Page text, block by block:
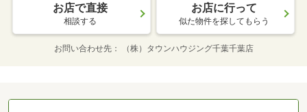
お店で直接
相談する
お店に行って
似た物件を探してもらう
お問い合わせ先 （株）タウンハウジング千葉千葉店